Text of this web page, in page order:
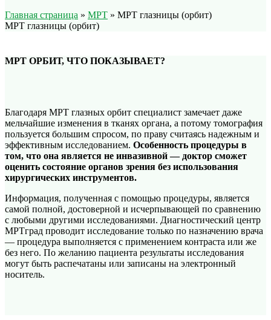
Главная страница » МРТ » МРТ глазницы (орбит)
МРТ глазницы (орбит)
МРТ ОРБИТ, ЧТО ПОКАЗЫВАЕТ?
Благодаря МРТ глазных орбит специалист замечает даже
мельчайшие изменения в тканях органа, а потому томография
пользуется большим спросом, по праву считаясь надежным и
эффективным исследованием. Особенность процедуры в
том, что она является не инвазивной — доктор сможет
оценить состояние органов зрения без использования
хирургических инструментов.
Информация, полученная с помощью процедуры, является
самой полной, достоверной и исчерпывающей по сравнению
с любыми другими исследованиями. Диагностический центр
МРТград проводит исследование только по назначению врача
— процедура выполняется с применением контраста или же
без него. По желанию пациента результаты исследования
могут быть распечатаны или записаны на электронный
носитель.